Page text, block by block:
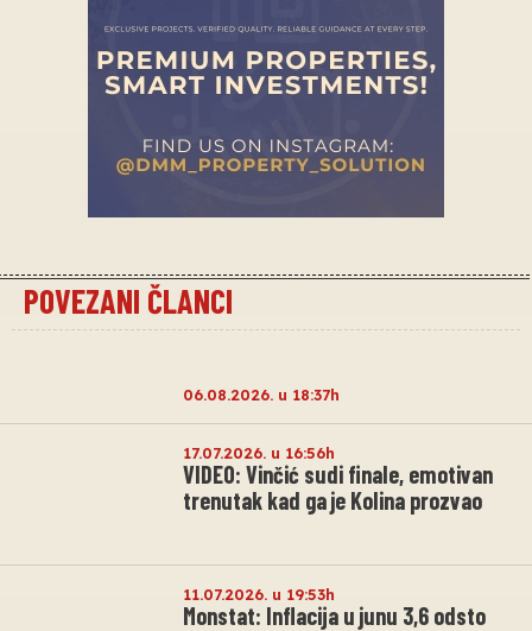
POVEZANI ČLANCI
06.08.2026. u 18:37h
17.07.2026. u 16:56h
VIDEO: Vinčić sudi finale, emotivan
trenutak kad ga je Kolina prozvao
11.07.2026. u 19:53h
Monstat: Inflacija u junu 3,6 odsto